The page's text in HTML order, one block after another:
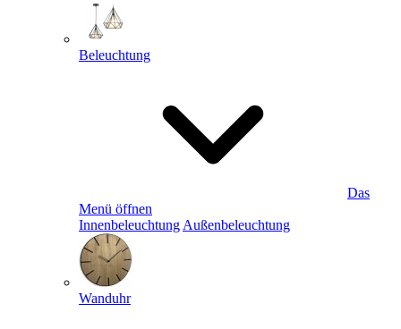
Beleuchtung
Das
Menü öffnen
Innenbeleuchtung Außenbeleuchtung
Wanduhr